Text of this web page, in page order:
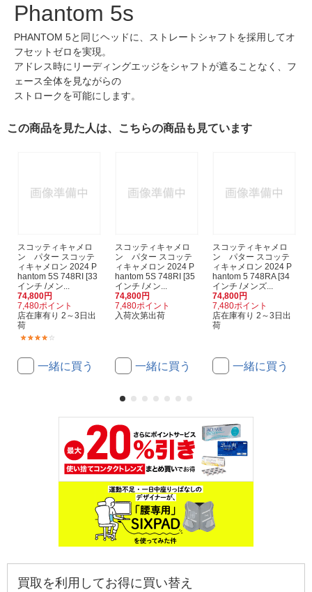
Phantom 5s
PHANTOM 5と同じヘッドに、ストレートシャフトを採用してオ
フセットゼロを実現。
アドレス時にリーディングエッジをシャフトが遮ることなく、フ
ェース全体を見ながらの
ストロークを可能にします。
この商品を見た人は、こちらの商品も見ています
スコッティキャメロ
ン パター スコッテ
ィキャメロン 2024 P
hantom 5S 748RI [33
インチ /メン...
74,800円
7,480ポイント
店在庫有り 2～3日出
荷
一緒に買う
スコッティキャメロ
ン パター スコッテ
ィキャメロン 2024 P
hantom 5S 748RI [35
インチ /メン...
74,800円
7,480ポイント
入荷次第出荷
一緒に買う
スコッティキャメロ
ン パター スコッテ
ィキャメロン 2024 P
hantom 5 748RA [34
インチ /メンズ...
74,800円
7,480ポイント
店在庫有り 2～3日出
荷
一緒に買う
買取を利用してお得に買い替え